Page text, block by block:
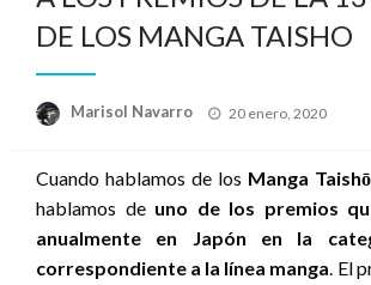
DE LOS MANGA TAISHO
Marisol Navarro
Publicado
20 enero, 2020
Cuando hablamos de los Manga Taishō
hablamos de uno de los premios
anualmente en Japón en la
correspondiente a la línea manga. El